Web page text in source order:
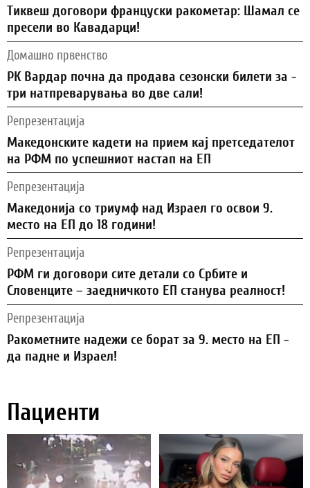
Тиквеш договори француски ракометар: Шамал се
пресели во Кавадарци!
Домашно првенство
РК Вардар почна да продава сезонски билети за -
три натпреварувања во две сали!
Репрезентација
Македонските кадети на прием кај претседателот
на РФМ по успешниот настап на ЕП
Репрезентација
Македонија со триумф над Израел го освои 9.
место на ЕП до 18 години!
Репрезентација
РФМ ги договори сите детали со Србите и
Словенците – заедничкото ЕП станува реалност!
Репрезентација
Ракометните надежи се борат за 9. место на ЕП -
да падне и Израел!
Пациенти